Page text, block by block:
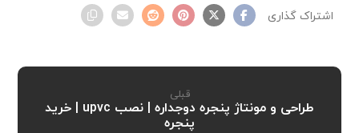
قبلی
طراحی و مونتاژ پنجره دوجداره | نصب upvc | خرید
پنجره